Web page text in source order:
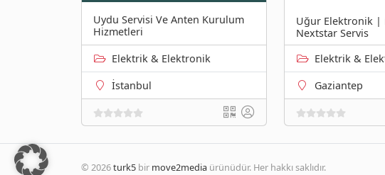
Uydu Servisi Ve Anten Kurulum
Hizmetleri
Elektrik & Elektronik
İstanbul
Uğur Elektronik |
Nextstar Servis
Elektrik &
Gaziantep
© 2026turk5 bir move2media ürünüdür. Her hakkı saklıdır.